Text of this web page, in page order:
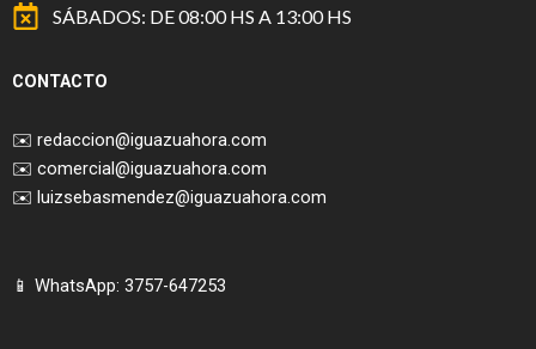
SÁBADOS: DE 08:00 HS A 13:00 HS
CONTACTO
✉️ redaccion@iguazuahora.com
✉️ comercial@iguazuahora.com
✉️ luizsebasmendez@iguazuahora.com
📱 WhatsApp: 3757-647253